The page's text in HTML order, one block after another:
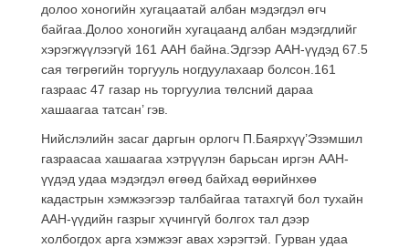
долоо хоногийн хугацаатай албан мэдэгдэл өгч
байгаа.Долоо хоногийн хугацаанд албан мэдэгдлийг
хэрэгжүүлээгүй 161 ААН байна.Эдгээр ААН-үүдэд 67.5
сая төгрөгийн торгууль ногдуулахаар болсон.161
газраас 47 газар нь торгуулиа төлсний дараа
хашаагаа татсан’ гэв.
Нийслэлийн засаг даргын орлогч П.Баярхүү’Эзэмшил
газраасаа хашаагаа хэтрүүлэн барьсан иргэн ААН-
үүдэд удаа мэдэгдэл өгөөд байхад өөрийнхөө
кадастрын хэмжээгээр талбайгаа татахгүй бол тухайн
ААН-үүдийн газрыг хүчингүй болгох тал дээр
холбогдох арга хэмжээг авах хэрэгтэй. Гурван удаа